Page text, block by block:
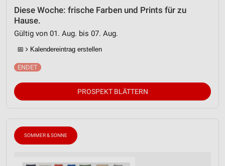
Diese Woche: frische Farben und Prints für zu
Hause.
Gültig von 01. Aug. bis 07. Aug.
📅 Kalendereintrag erstellen
PROSPEKT BLÄTTERN
SOMMER & SONNE